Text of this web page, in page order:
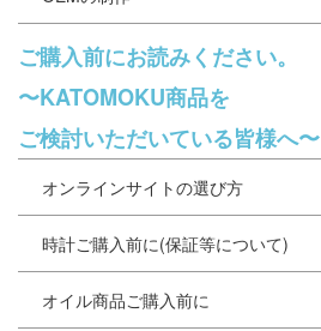
ご購入前にお読みください。
〜KATOMOKU商品を
ご検討いただいている皆様へ〜
オンラインサイトの選び方
時計ご購入前に(保証等について)
オイル商品ご購入前に